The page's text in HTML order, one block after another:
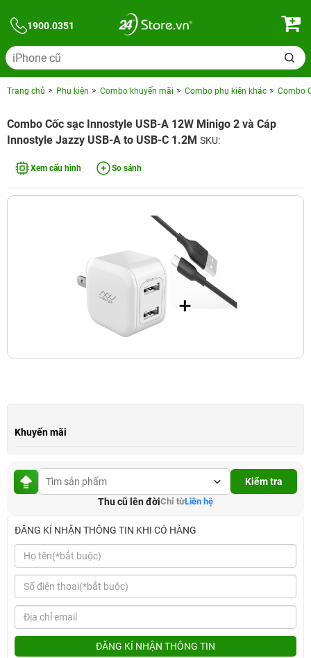
1900.0351
Trang chủ Phụ kiện Combo khuyến mãi Combo phụ kiện khác Combo
Combo Cốc sạc Innostyle USB-A 12W Minigo 2 và Cáp
Innostyle Jazzy USB-A to USB-C 1.2M SKU:
Xem cấu hình So sánh
Khuyến mãi
Kiểm tra
Thu cũ lên đờiChỉ từLiên hệ
ĐĂNG KÍ NHẬN THÔNG TIN KHI CÓ HÀNG
ĐĂNG KÍ NHẬN THÔNG TIN